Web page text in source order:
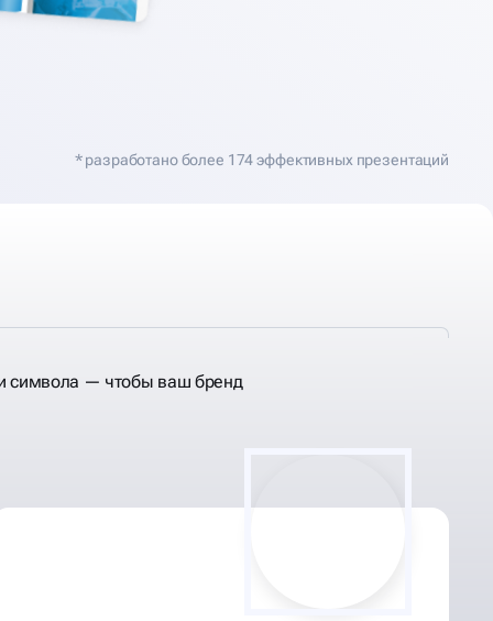
* разработано более 174 эффективных презентаций
символа — чтобы ваш бренд